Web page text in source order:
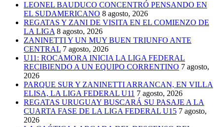
LEONEL BAUDUCO CONCENTRÓ PENSANDO EN
EL SUDAMERICANO 8 agosto, 2026
REGATAS Y ZANI DE VISITA EN EL COMIENZO DE
LA LIGA 8 agosto, 2026
ZANINETTI Y UN MUY BUEN TRIUNFO ANTE
CENTRAL 7 agosto, 2026
U11: ROCAMORA INICIA LA LIGA FEDERAL
RECIBIENDO A UN EQUIPO CORRENTINO 7 agosto,
2026
PARQUE SUR Y ZANINETTI ARRANCAN, EN VILLA
ELISA, LA LIGA FEDERAL U11 7 agosto, 2026
REGATAS URUGUAY BUSCARÁ SU PASAJE A LA
CUARTA FASE DE LA LIGA FEDERAL U15 7 agosto,
2026